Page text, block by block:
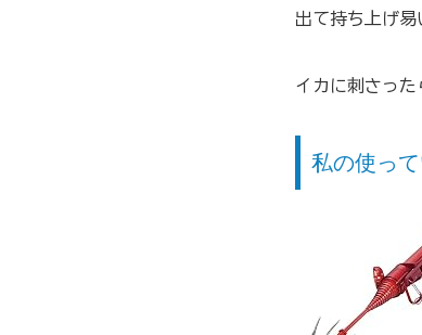
出て持ち上げ易
イカに刺さった
私の使っ